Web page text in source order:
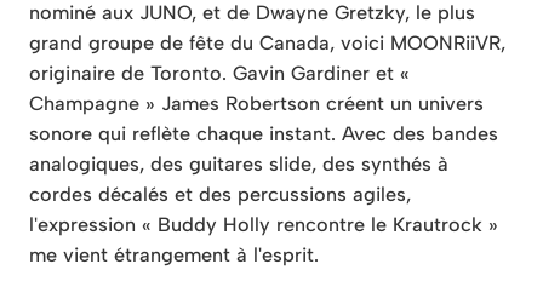
nominé aux JUNO, et de Dwayne Gretzky, le plus
grand groupe de fête du Canada, voici MOONRiiVR,
originaire de Toronto. Gavin Gardiner et «
Champagne » James Robertson créent un univers
sonore qui reflète chaque instant. Avec des bandes
analogiques, des guitares slide, des synthés à
cordes décalés et des percussions agiles,
l'expression « Buddy Holly rencontre le Krautrock »
me vient étrangement à l'esprit.